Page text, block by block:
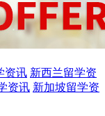
资讯 新西兰留学资
资讯 新加坡留学资